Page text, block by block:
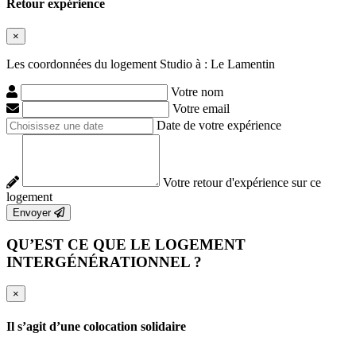
Retour expérience
×
Les coordonnées du logement Studio à : Le Lamentin
Votre nom
Votre email
Date de votre expérience
Votre retour d'expérience sur ce
logement
Envoyer
QU’EST CE QUE LE LOGEMENT
INTERGÉNÉRATIONNEL ?
×
Il s’agit d’une colocation solidaire